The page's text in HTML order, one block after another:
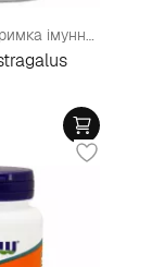
Астрагал (підтримка імунної системи), 500 мг